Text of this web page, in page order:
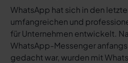
WhatsApp hat sich in den
umfangreichen und
für Unternehmen entwickelt.
WhatsApp-Messenger
gedacht war, wurden mit